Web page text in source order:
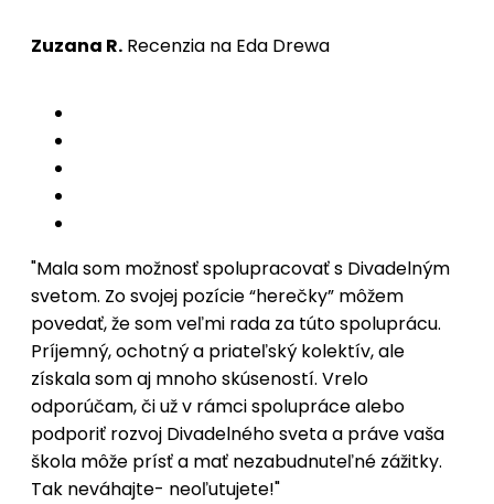
Zuzana R. Recenzia na Eda Drewa
"Mala som možnosť spolupracovať s Divadelným
svetom. Zo svojej pozície “herečky” môžem
povedať, že som veľmi rada za túto spoluprácu.
Príjemný, ochotný a priateľský kolektív, ale
získala som aj mnoho skúseností. Vrelo
odporúčam, či už v rámci spolupráce alebo
podporiť rozvoj Divadelného sveta a práve vaša
škola môže prísť a mať nezabudnuteľné zážitky.
Tak neváhajte- neoľutujete!"